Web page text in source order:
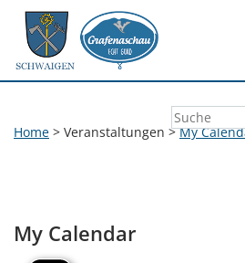
Home > Veranstaltungen >My
My Calendar